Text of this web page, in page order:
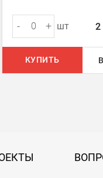
- + шт 2
КУПИТЬ